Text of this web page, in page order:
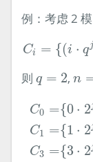
例：考虑 2
Ci = {(i ⋅ qj
C (i
则 q = 2
q =2 ,n
n =
C0 ={0 ⋅ 2
C1 ={1 ⋅ 2
C3 ={3 ⋅ 2
C0 0⋅2